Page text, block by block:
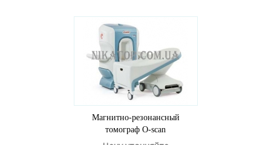
Магнитно-резонансный
томограф O-scan